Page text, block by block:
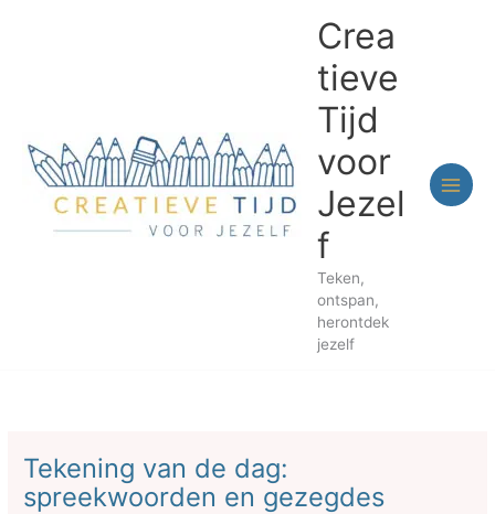
Crea
tieve
Tijd
voor
Jezel
f
Teken,
ontspan,
herontdek
jezelf
Tekening van de dag:
spreekwoorden en gezegdes